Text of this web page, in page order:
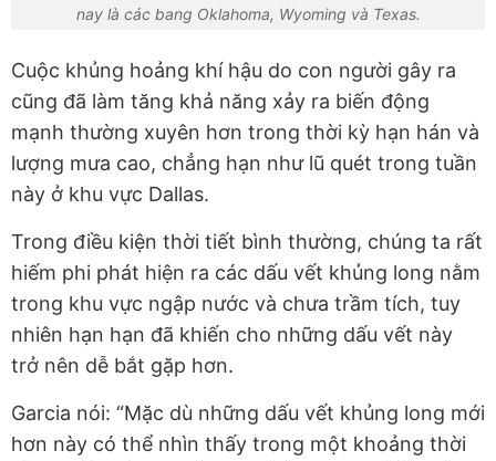
nay là các bang Oklahoma, Wyoming và Texas.
Cuộc khủng hoảng khí hậu do con người gây ra
cũng đã làm tăng khả năng xảy ra biến động
mạnh thường xuyên hơn trong thời kỳ hạn hán và
lượng mưa cao, chẳng hạn như lũ quét trong tuần
này ở khu vực Dallas.
Trong điều kiện thời tiết bình thường, chúng ta rất
hiếm phi phát hiện ra các dấu vết khủng long nằm
trong khu vực ngập nước và chưa trầm tích, tuy
nhiên hạn hạn đã khiến cho những dấu vết này
trở nên dễ bắt gặp hơn.
Garcia nói: “Mặc dù những dấu vết khủng long mới
hơn này có thể nhìn thấy trong một khoảng thời